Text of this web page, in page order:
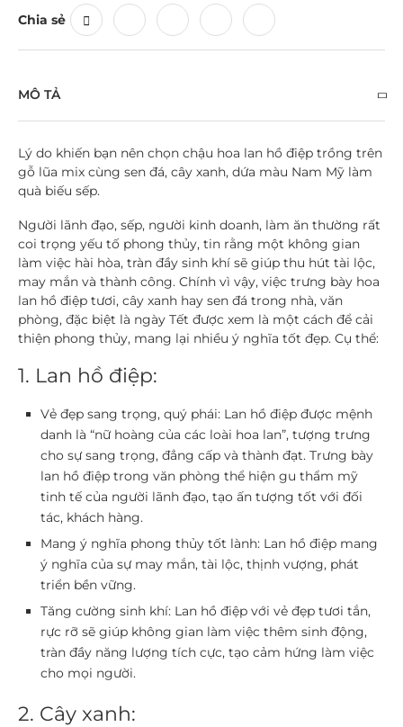
Chia sẻ
MÔ TẢ
Lý do khiến bạn nên chọn chậu hoa lan hồ điệp trồng trên
gỗ lũa mix cùng sen đá, cây xanh, dứa màu Nam Mỹ làm
quà biếu sếp.
Người lãnh đạo, sếp, người kinh doanh, làm ăn thường rất
coi trọng yếu tố phong thủy, tin rằng một không gian
làm việc hài hòa, tràn đầy sinh khí sẽ giúp thu hút tài lộc,
may mắn và thành công. Chính vì vậy, việc trưng bày hoa
lan hồ điệp tươi, cây xanh hay sen đá trong nhà, văn
phòng, đặc biệt là ngày Tết được xem là một cách để cải
thiện phong thủy, mang lại nhiều ý nghĩa tốt đẹp. Cụ thể:
1. Lan hồ điệp:
Vẻ đẹp sang trọng, quý phái: Lan hồ điệp được mệnh
danh là “nữ hoàng của các loài hoa lan”, tượng trưng
cho sự sang trọng, đẳng cấp và thành đạt. Trưng bày
lan hồ điệp trong văn phòng thể hiện gu thẩm mỹ
tinh tế của người lãnh đạo, tạo ấn tượng tốt với đối
tác, khách hàng.
Mang ý nghĩa phong thủy tốt lành: Lan hồ điệp mang
ý nghĩa của sự may mắn, tài lộc, thịnh vượng, phát
triển bền vững.
Tăng cường sinh khí: Lan hồ điệp với vẻ đẹp tươi tắn,
rực rỡ sẽ giúp không gian làm việc thêm sinh động,
tràn đầy năng lượng tích cực, tạo cảm hứng làm việc
cho mọi người.
2. Cây xanh: